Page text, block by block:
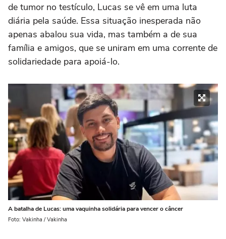
de tumor no testículo, Lucas se vê em uma luta
diária pela saúde. Essa situação inesperada não
apenas abalou sua vida, mas também a de sua
família e amigos, que se uniram em uma corrente de
solidariedade para apoiá-lo.
A batalha de Lucas: uma vaquinha solidária para vencer o câncer
Foto: Vakinha / Vakinha